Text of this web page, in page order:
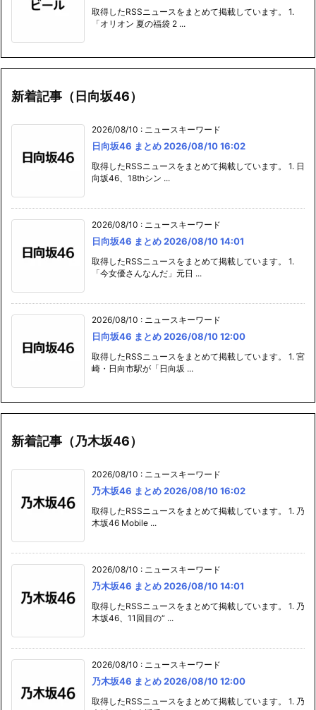
取得したRSSニュースをまとめて掲載しています。 1.
「オリオン 夏の福袋 2 ...
新着記事（日向坂46）
2026/08/10 : ニュースキーワード
日向坂46 まとめ 2026/08/10 16:02
取得したRSSニュースをまとめて掲載しています。 1. 日
向坂46、18thシン ...
2026/08/10 : ニュースキーワード
日向坂46 まとめ 2026/08/10 14:01
取得したRSSニュースをまとめて掲載しています。 1.
「今女優さんなんだ」元日 ...
2026/08/10 : ニュースキーワード
日向坂46 まとめ 2026/08/10 12:00
取得したRSSニュースをまとめて掲載しています。 1. 宮
崎・日向市駅が「日向坂 ...
新着記事（乃木坂46）
2026/08/10 : ニュースキーワード
乃木坂46 まとめ 2026/08/10 16:02
取得したRSSニュースをまとめて掲載しています。 1. 乃
木坂46 Mobile ...
2026/08/10 : ニュースキーワード
乃木坂46 まとめ 2026/08/10 14:01
取得したRSSニュースをまとめて掲載しています。 1. 乃
木坂46、11回目の“ ...
2026/08/10 : ニュースキーワード
乃木坂46 まとめ 2026/08/10 12:00
取得したRSSニュースをまとめて掲載しています。 1. 乃